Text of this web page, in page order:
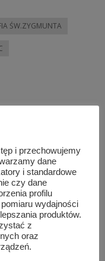
ŚW.ZYGMUNTA
i przechowujemy
dane
i standardowe
czy dane
profilu
wydajności
produktów.
z
oraz